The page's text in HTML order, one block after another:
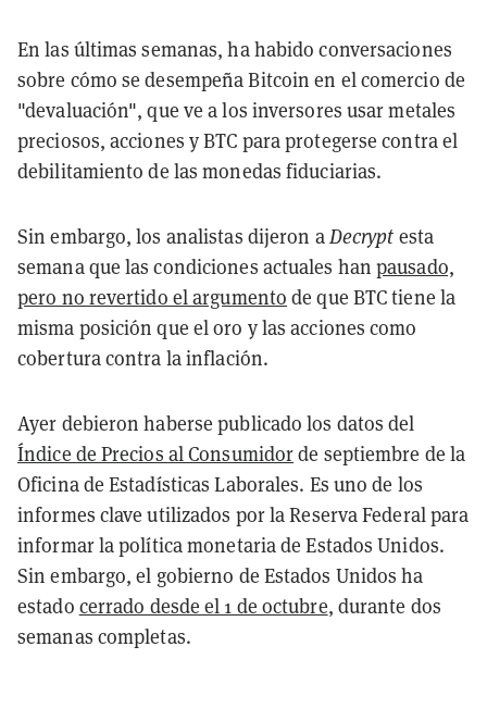
En las últimas semanas, ha habido conversaciones
sobre cómo se desempeña Bitcoin en el comercio de
"devaluación", que ve a los inversores usar metales
preciosos, acciones y BTC para protegerse contra el
debilitamiento de las monedas fiduciarias.
Sin embargo, los analistas dijeron aDecrypt esta
semana que las condiciones actuales hanpausado,
pero no revertido el argumento de que BTC tiene la
misma posición que el oro y las acciones como
cobertura contra la inflación.
Ayer debieron haberse publicado los datos del
Índice de Precios al Consumidorde septiembre de la
Oficina de Estadísticas Laborales. Es uno de los
informes clave utilizados por la Reserva Federal para
informar la política monetaria de Estados Unidos.
Sin embargo, el gobierno de Estados Unidos ha
estado cerrado desde el 1 de octubre, durante dos
semanas completas.